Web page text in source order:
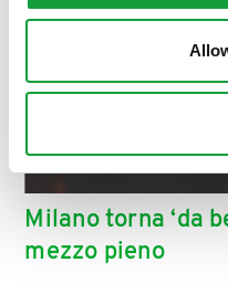
Milano torna ‘da
mezzo pieno